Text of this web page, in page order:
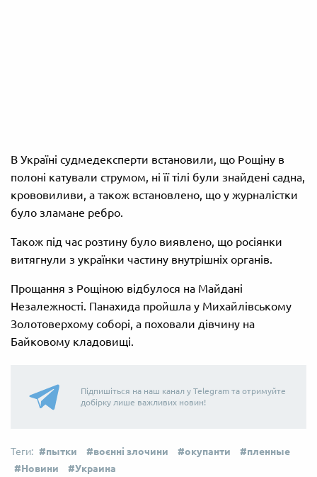
В Україні судмедексперти встановили, що Рощіну в
полоні катували струмом, ні її тілі були знайдені садна,
крововиливи, а також встановлено, що у журналістки
було зламане ребро.
Також під час розтину було виявлено, що росіянки
витягнули з українки частину внутрішніх органів.
Прощання з Рощіною відбулося на Майдані
Незалежності. Панахида пройшла у Михайлівському
Золотоверхому соборі, а поховали дівчину на
Байковому кладовищі.
Підпишіться на наш канал у Telegram та отримуйте
добірку лише важливих новин!
пытки воєнні злочини окупанти
пленные
Новини
Украина